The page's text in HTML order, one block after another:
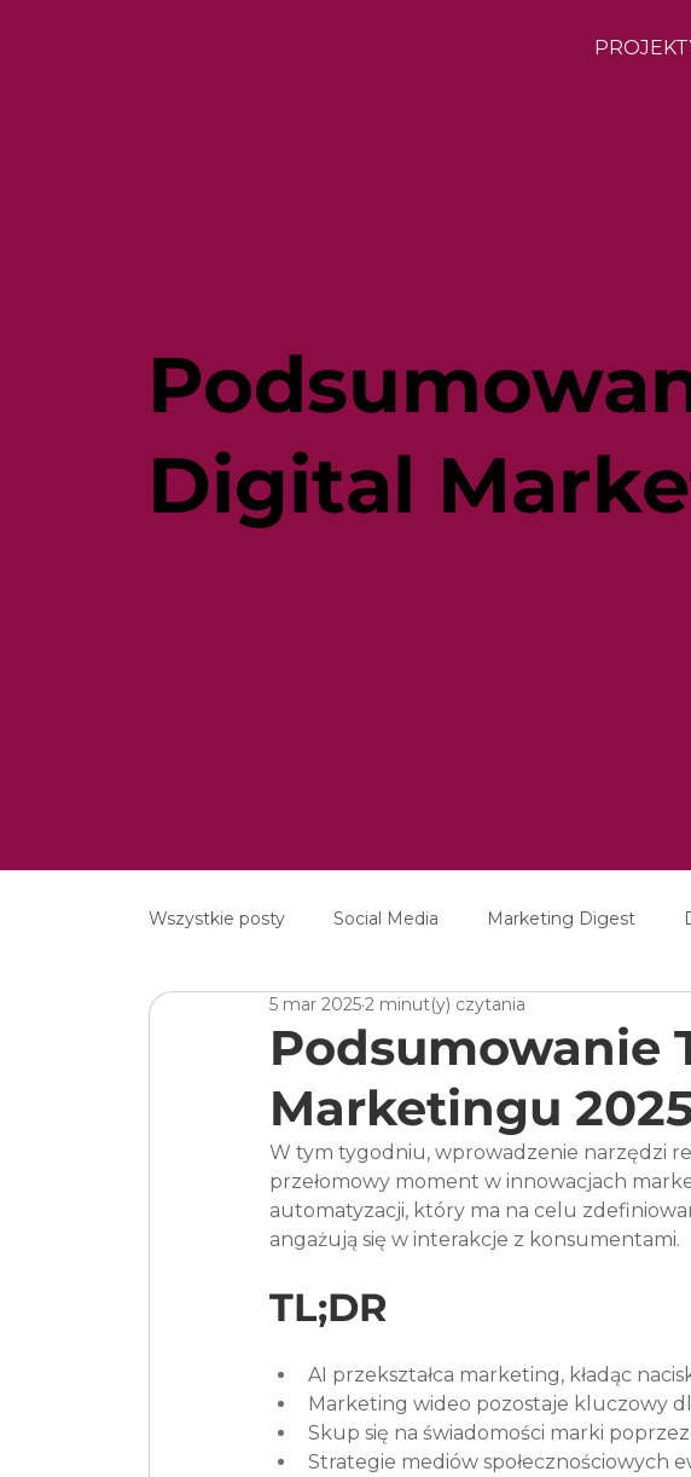
Digital
Wszystkie posty Social Media Marketing Digest
Content Marketing
Podsumowanie
Marketingu
5 mar 20252 minut(y) czytania
W tym tygodniu, wprowadzenie narzędzi
przełomowy moment w innowacjach
automatyzacji, który ma na celu
angażują się w interakcje z konsumentami.
TL;DR
AI przekształca marketing, kładąc
Marketing wideo pozostaje kluczowy
Skup się na świadomości marki
Strategie mediów społecznościowych